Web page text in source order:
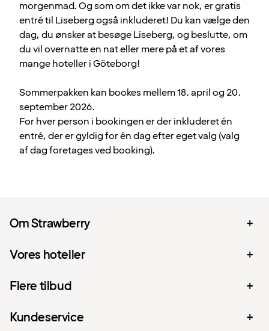
morgenmad. Og som om det ikke var nok, er gratis
entré til Liseberg også inkluderet! Du kan vælge den
dag, du ønsker at besøge Liseberg, og beslutte, om
du vil overnatte en nat eller mere på et af vores
mange hoteller i Göteborg!
Sommerpakken kan bookes mellem 18. april og 20.
september 2026.
For hver person i bookingen er der inkluderet én
entré, der er gyldig for én dag efter eget valg (valg
af dag foretages ved booking).
Om Strawberry
Vores hoteller
Flere tilbud
Kundeservice